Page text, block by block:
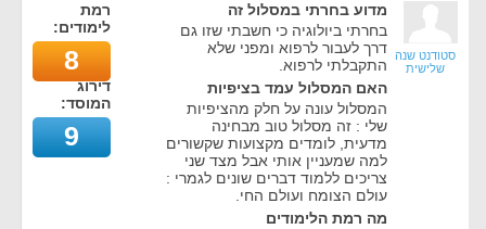
סטודנט שנה
שלישית
מדוע בחרתי במסלול זה
בחרתי ביולוגיה כי חשבתי שזו גם
דרך לעבור לרפוא ומפני שלא
התקבלתי לרפוא.
האם המסלול עמד בציפיות
המסלול עונה על חלק מהציפיות
שלי : זה מסלול טוב מבחינה
מדעית, לומדים מקצועות שקשורים
למה שמעניין אותי אבל מצד שני
צריכים ללמוד דברים שונים לגמרי :
עולם הצומח ועולם החי.
מה רמת הלימודים
רמת
לימודים:
8
דירוג
המוסד:
9